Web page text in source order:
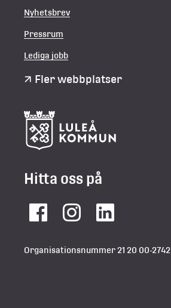
Nyhetsbrev
Pressrum
Lediga jobb
Fler webbplatser
Hitta oss på
FacebookInstagramLinkedIn
Organisationsnummer 21 20 00-2742